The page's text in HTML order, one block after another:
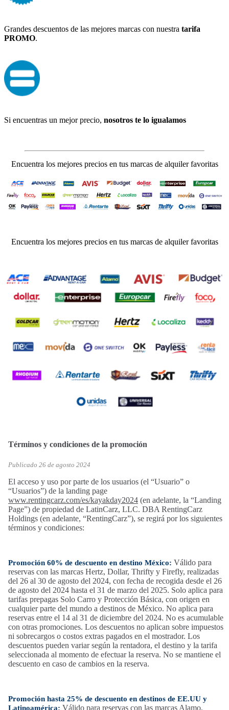
Grandes descuentos de las mejores marcas con nuestra tarifa
PROMO.
Si encuentras un mejor precio, nosotros te lo igualamos
Encuentra los mejores precios en tus marcas de alquiler favoritas
Encuentra los mejores precios en tus marcas de alquiler favoritas
Términos y condiciones de la promoción
Publicado 26 de agosto 2024
El acceso y uso por parte de los usuarios (el “Usuario” o
“Usuarios”) de la landing page
www.rentingcarz.com/es/kayakday2024 (en adelante, la “Landing
Page”) de propiedad de LatinCarz, LLC. DBA RentingCarz
Holdings (en adelante, “RentingCarz”), se regirá por los siguientes
términos y condiciones:
Promoción 60% de descuento en destino México: Válido para
reservas con las marcas Hertz, Dollar, Thrifty y Firefly, realizadas
del 26 al 30 de agosto del 2024, con fecha de recogida desde el 26
de agosto del 2024 hasta el 31 de marzo del 2025. Solo aplica para
tarifas prepagas Solo Carro y Protección Básica, con origen en
cualquier parte del mundo a destinos de México. No aplica para
reservas entre el 14 al 31 de diciembre del 2024. No es acumulable
con otras promociones. Los descuentos no aplican sobre impuestos
ni sobrecargos o costos extras pagados en el mostrador. Los
descuentos pueden variar según la rentadora, el destino y la tarifa
seleccionada al momento de efectuar la reserva. No se mantiene el
descuento en caso de cambios en la reserva.
Promoción hasta 25% de descuento en destinos de EE.UU y
Latinoamérica: Válido para reservas con las marcas Alamo,